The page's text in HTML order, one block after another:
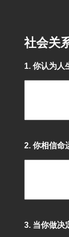
社会关
1. 你认为人
2. 你相信命
3. 当你做决